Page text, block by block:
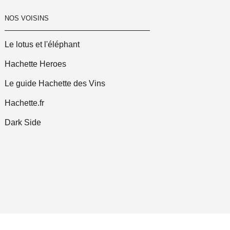
NOS VOISINS
Le lotus et l'éléphant
Hachette Heroes
Le guide Hachette des Vins
Hachette.fr
Dark Side